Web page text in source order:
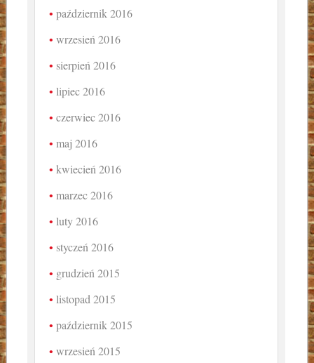
październik 2016
wrzesień 2016
sierpień 2016
lipiec 2016
czerwiec 2016
maj 2016
kwiecień 2016
marzec 2016
luty 2016
styczeń 2016
grudzień 2015
listopad 2015
październik 2015
wrzesień 2015